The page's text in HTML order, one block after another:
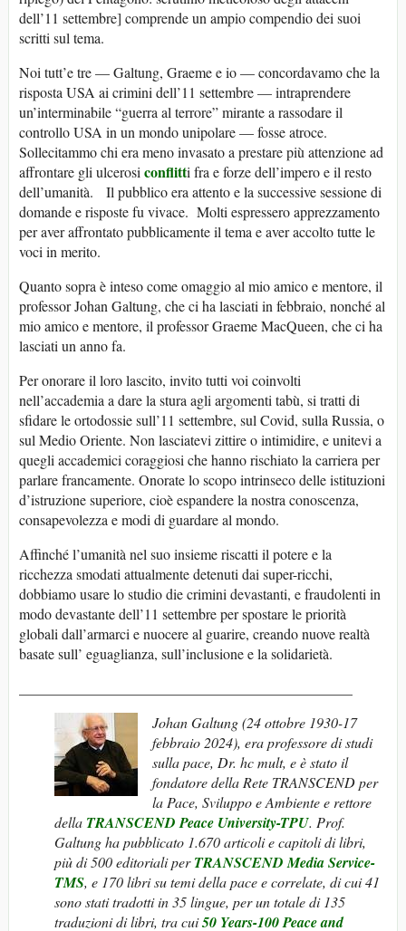
dell’11 settembre] comprende un ampio compendio dei suoi
scritti sul tema.
Noi tutt’e tre — Galtung, Graeme e io — concordavamo che la
risposta USA ai crimini dell’11 settembre — intraprendere
un’interminabile “guerra al terrore” mirante a rassodare il
controllo USA in un mondo unipolare — fosse atroce.
Sollecitammo chi era meno invasato a prestare più attenzione ad
affrontare gli ulcerosiconflitti fra e forze dell’impero e il resto
dell’umanità. Il pubblico era attento e la successive sessione di
domande e risposte fu vivace. Molti espressero apprezzamento
per aver affrontato pubblicamente il tema e aver accolto tutte le
voci in merito.
Quanto sopra è inteso come omaggio al mio amico e mentore, il
professor Johan Galtung, che ci ha lasciati in febbraio, nonché al
mio amico e mentore, il professor Graeme MacQueen, che ci ha
lasciati un anno fa.
Per onorare il loro lascito, invito tutti voi coinvolti
nell’accademia a dare la stura agli argomenti tabù, si tratti di
sfidare le ortodossie sull’11 settembre, sul Covid, sulla Russia, o
sul Medio Oriente. Non lasciatevi zittire o intimidire, e unitevi a
quegli accademici coraggiosi che hanno rischiato la carriera per
parlare francamente. Onorate lo scopo intrinseco delle istituzioni
d’istruzione superiore, cioè espandere la nostra conoscenza,
consapevolezza e modi di guardare al mondo.
Affinché l’umanità nel suo insieme riscatti il potere e la
ricchezza smodati attualmente detenuti dai super-ricchi,
dobbiamo usare lo studio die crimini devastanti, e fraudolenti in
modo devastante dell’11 settembre per spostare le priorità
globali dall’armarci e nuocere al guarire, creando nuove realtà
basate sull’ eguaglianza, sull’inclusione e la solidarietà.
Johan Galtung (24 ottobre 1930-17
febbraio 2024), era professore di studi
sulla pace, Dr. hc mult, e è stato il
fondatore della Rete TRANSCEND per
la Pace, Sviluppo e Ambiente e rettore
della TRANSCEND Peace University-TPU. Prof.
Galtung ha pubblicato 1.670 articoli e capitoli di libri,
più di 500 editoriali perTRANSCEND Media Service-
TMS, e 170 libri su temi della pace e correlate, di cui 41
sono stati tradotti in 35 lingue, per un totale di 135
traduzioni di libri, tra cui50 Years-100 Peace and